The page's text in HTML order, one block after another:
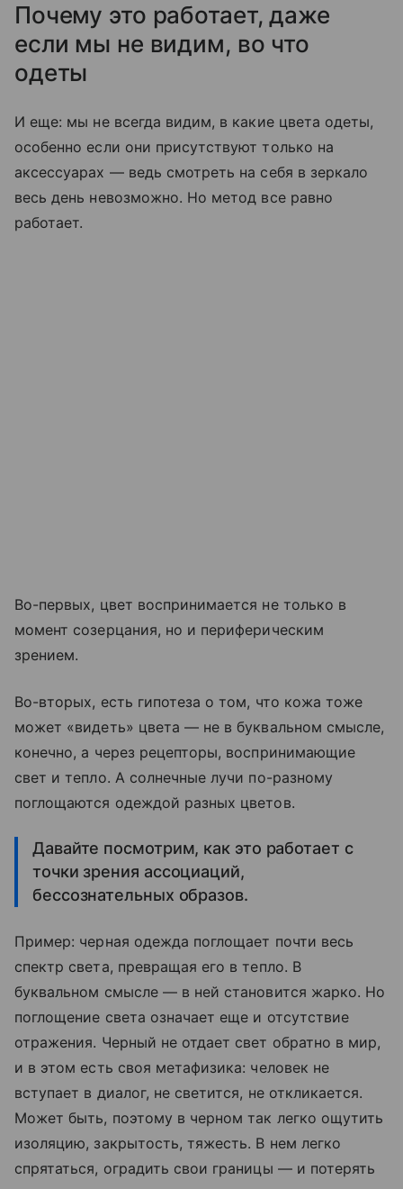
Почему это работает, даже
если мы не видим, во что
одеты
И еще: мы не всегда видим, в какие цвета одеты,
особенно если они присутствуют только на
аксессуарах — ведь смотреть на себя в зеркало
весь день невозможно. Но метод все равно
работает.
Во-первых, цвет воспринимается не только в
момент созерцания, но и периферическим
зрением.
Во-вторых, есть гипотеза о том, что кожа тоже
может «видеть» цвета — не в буквальном смысле,
конечно, а через рецепторы, воспринимающие
свет и тепло. А солнечные лучи по-разному
поглощаются одеждой разных цветов.
Давайте посмотрим, как это работает с
точки зрения ассоциаций,
бессознательных образов.
Пример: черная одежда поглощает почти весь
спектр света, превращая его в тепло. В
буквальном смысле — в ней становится жарко. Но
поглощение света означает еще и отсутствие
отражения. Черный не отдает свет обратно в мир,
и в этом есть своя метафизика: человек не
вступает в диалог, не светится, не откликается.
Может быть, поэтому в черном так легко ощутить
изоляцию, закрытость, тяжесть. В нем легко
спрятаться, оградить свои границы — и потерять